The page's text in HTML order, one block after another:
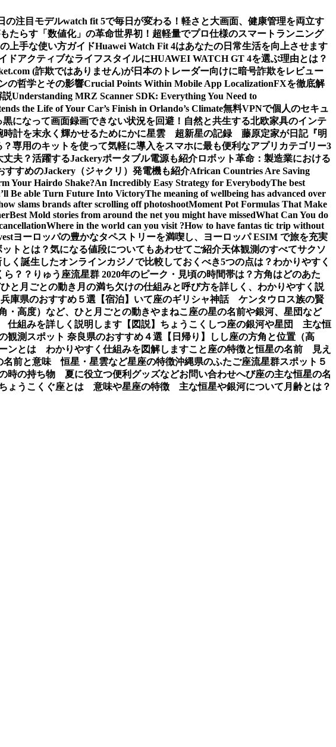
の注目モデルwatch fit 5で毎日が変わる！軽さと大画面、健康管理を両立す
たらす「数値化」の革命世界初！超軽量でプロ仕様のスマートランニング
上手な使い方ガイドHuawei Watch Fit 4はあなたの日常生活を向上させます
ドアクティブなライフスタイルにHUAWEI WATCH GT 4を選ぶ理由とは？
(詐欺ではありません)が日本のトレーダー向けに暗号詐欺をレビュー
の哲学とその影響Crucial Points Within Mobile App LocalizationFXを徹底解
説Understanding MRZ Scanner SDK: Everything You Need to
the Life of Your Car’s Finish in Orlando’s Climate無料VPNで個人のセキュ
になって画面録画できない状況を回避！ 自然と共生する北欧家具のインテ
時計を末永く輝かせるためにかに星雲 超新星の記録 藤原定家が日記『明
専用のキットを使って気軽に導入をスマホに最も便利なアプリカテゴリー3
夫？活躍するJackeryポータブル電源も紹介ロボット革命：製造業における
すすめのJackery（ジャクリ）発電機も紹介African Countries Are Saving
Your Hairdo Shake?An Incredibly Easy Strategy for EverybodyThe best
Be able Turn Future Into VictoryThe meaning of wellbeing has advanced over
slams brands after scrolling off photoshootMoment Pot Formulas That Make
Best Mold stories from around the net you might have missedWhat Can You do
Where in the world can you visit ?How to have fantas tic trip without
ヨーロッパの豊かなタペストリーを満喫し、ヨーロッパ ESIM で旅を充実
トとは？気になる値段についてもあわせてご紹介天体観測のすべてサクソ
しく誕生したオンラインカジノで比較しておくべき5つの点は？わかりやすく
ら？？ りゅう座流星群 2020年のピーク・見頃の時間帯は？方角はどのあた
と月ごとの動き 月の満ち欠けの仕組みと呼び方を詳しく、わかりやすく説
庫県のおすすめ５選【宿泊】 いて座のギリシャ神話 ケンタウロス族の賢
高度）など、ひと月ごとの動きやまねこ座の星の名前や銀河、星団など
組みを詳しく説明します【図説】 ちょうこくしつ座の銀河や星団 主な恒
観測スポット 奈良県のおすすめ４選【日帰り】
しし座の方角と位置（高
ンとは わかりやすく仕組みを図解しますこと座の特徴と恒星の名前 見え
名前と意味 恒星・星雲など星座の特徴沖縄県のふたご座流星群スポット５
時の持ち物 夏に役立つ便利グッズなどお問い合わせへび座の主な恒星の名
ょうこくぐ座とは 意味や星座の特徴 主な恒星や銀河について 月齢とは？